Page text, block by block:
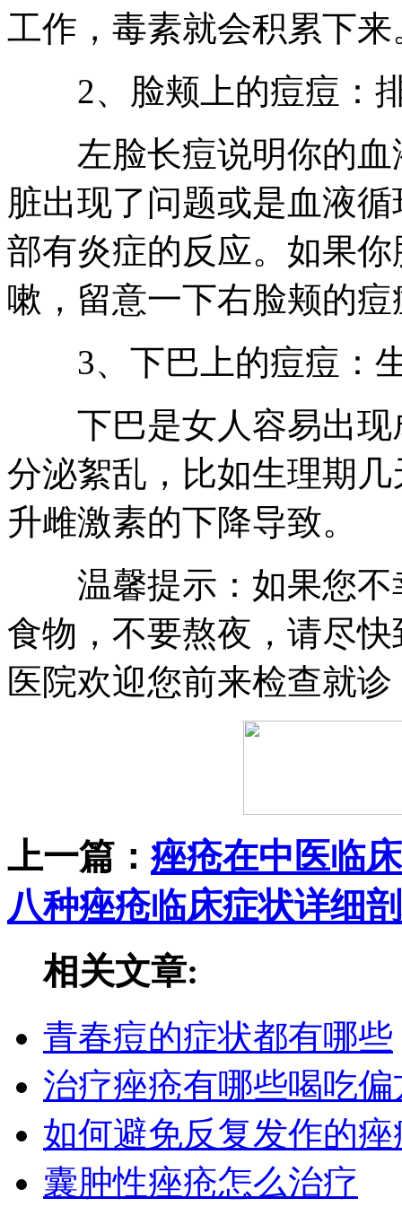
工作，毒素就会积累下来
2、脸颊上的痘痘：
左脸长痘说明你的血
脏出现了问题或是血液
部有炎症的反应。如果
嗽，留意一下右脸颊的痘
3、下巴上的痘痘：生
下巴是女人容易出现
分泌絮乱，比如生理期
升雌激素的下降导致。
温馨提示：如果您不
食物，不要熬夜，请尽
医院欢迎您前来检查就诊
上一篇：痤疮在中医临
八种痤疮临床症状详细
相关文章:
青春痘的症状都有哪些
治疗痤疮有哪些喝吃偏
如何避免反复发作的痤
囊肿性痤疮怎么治疗